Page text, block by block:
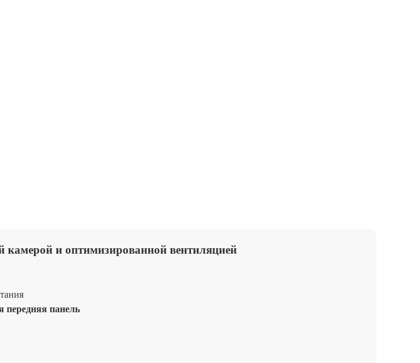
и оптимизированной вентиляцией
передняя панель